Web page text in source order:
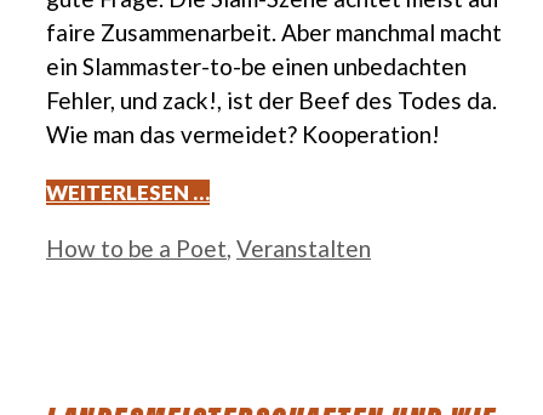
faire Zusammenarbeit. Aber manchmal macht
ein Slammaster-to-be einen unbedachten
Fehler, und zack!, ist der Beef des Todes da.
Wie man das vermeidet? Kooperation!
WEITERLESEN …
Kategorien
How to be a Poet Veranstalten